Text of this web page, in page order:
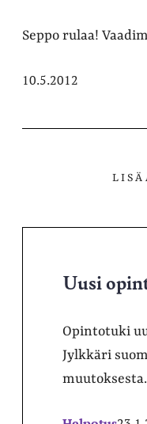
Seppo rulaa!
10.5.2012
Uusi
Opintotuki
Jylkkäri
muutoksesta.